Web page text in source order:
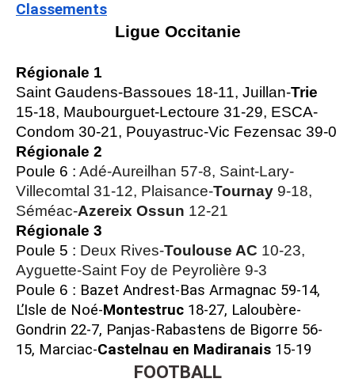
Classements
Ligue Occitanie
Régionale 1
Saint Gaudens-Bassoues 18-11, Juillan-Trie
15-18, Maubourguet-Lectoure 31-29, ESCA-
Condom 30-21, Pouyastruc-Vic Fezensac 39-0
Régionale 2
Poule 6 : Adé-Aureilhan 57-8, Saint-Lary-
Villecomtal 31-12, Plaisance-Tournay 9-18,
Séméac-Azereix Ossun 12-21
Régionale 3
Poule 5 : Deux Rives-Toulouse AC 10-23,
Ayguette-Saint Foy de Peyrolière 9-3
Poule 6 : Bazet Andrest-Bas Armagnac 59-14,
L’Isle de Noé-Montestruc 18-27, Laloubère-
Gondrin 22-7, Panjas-Rabastens de Bigorre 56-
15, Marciac-Castelnau en Madiranais 15-19
FOOTBALL